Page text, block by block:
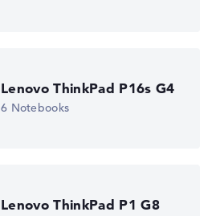
Lenovo ThinkPad P16s G4
6 Notebooks
Lenovo ThinkPad P1 G8